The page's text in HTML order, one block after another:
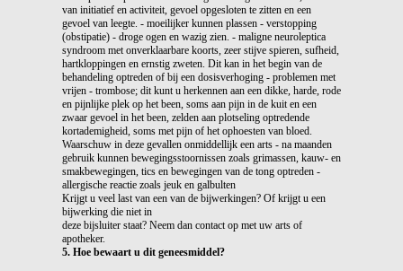
van initiatief en activiteit, gevoel opgesloten te zitten en een
gevoel van leegte. - moeilijker kunnen plassen - verstopping
(obstipatie) - droge ogen en wazig zien. - maligne neuroleptica
syndroom met onverklaarbare koorts, zeer stijve spieren, sufheid,
hartkloppingen en ernstig zweten. Dit kan in het begin van de
behandeling optreden of bij een dosisverhoging - problemen met
vrijen - trombose; dit kunt u herkennen aan een dikke, harde, rode
en pijnlijke plek op het been, soms aan pijn in de kuit en een
zwaar gevoel in het been, zelden aan plotseling optredende
kortademigheid, soms met pijn of het ophoesten van bloed.
Waarschuw in deze gevallen onmiddellijk een arts - na maanden
gebruik kunnen bewegingsstoornissen zoals grimassen, kauw- en
smakbewegingen, tics en bewegingen van de tong optreden -
allergische reactie zoals jeuk en galbulten
Krijgt u veel last van een van de bijwerkingen? Of krijgt u een
bijwerking die niet in
deze bijsluiter staat? Neem dan contact op met uw arts of
apotheker.
5. Hoe bewaart u dit geneesmiddel?